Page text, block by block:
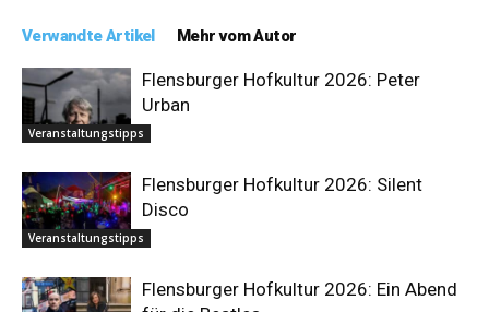
Verwandte Artikel Mehr vom Autor
Veranstaltungstipps
Flensburger Hofkultur 2026: Peter
Urban
Veranstaltungstipps
Flensburger Hofkultur 2026: Silent
Disco
Flensburger Hofkultur 2026: Ein Abend